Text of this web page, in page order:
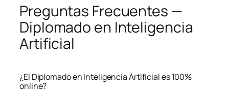
Preguntas Frecuentes —
Diplomado en Inteligencia
Artificial
¿El Diplomado en Inteligencia Artificial es 100%
online?